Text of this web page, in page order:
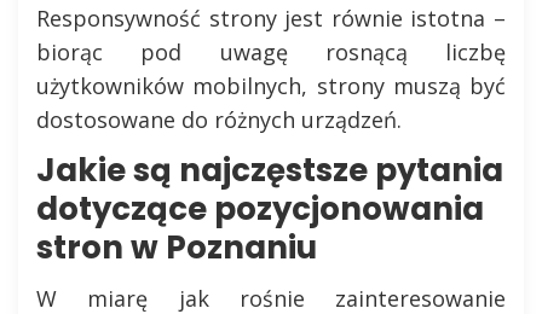
Responsywność strony jest równie istotna –
biorąc pod uwagę rosnącą liczbę
użytkowników mobilnych, strony muszą być
dostosowane do różnych urządzeń.
Jakie są najczęstsze pytania
dotyczące pozycjonowania
stron w Poznaniu
W miarę jak rośnie zainteresowanie